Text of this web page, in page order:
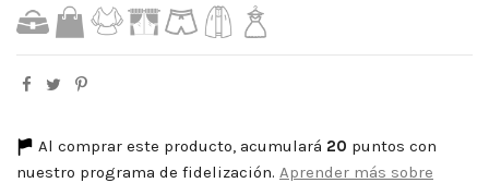
Al comprar este producto, acumulará 20 puntos con
nuestro programa de fidelización. Aprender más sobre